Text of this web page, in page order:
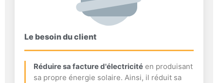
Le besoin du client
Réduire sa facture d'électricité en produisant
sa propre énergie solaire. Ainsi, il réduit sa